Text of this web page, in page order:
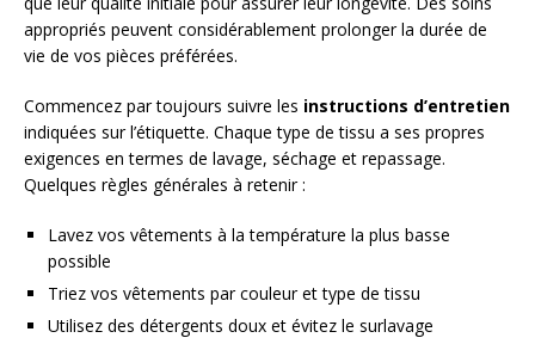
appropriés peuvent considérablement prolonger la durée de
vie de vos pièces préférées.
Commencez par toujours suivre les instructions d’entretien
indiquées sur l’étiquette. Chaque type de tissu a ses propres
exigences en termes de lavage, séchage et repassage.
Quelques règles générales à retenir :
Lavez vos vêtements à la température la plus basse
possible
Triez vos vêtements par couleur et type de tissu
Utilisez des détergents doux et évitez le surlavage